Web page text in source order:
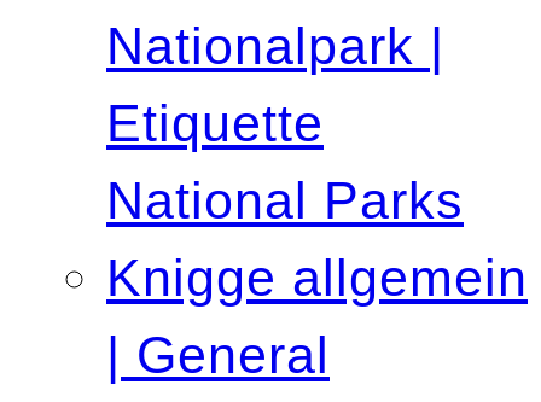
Nationalpark |
Etiquette
National Parks
Knigge allgemein
| General